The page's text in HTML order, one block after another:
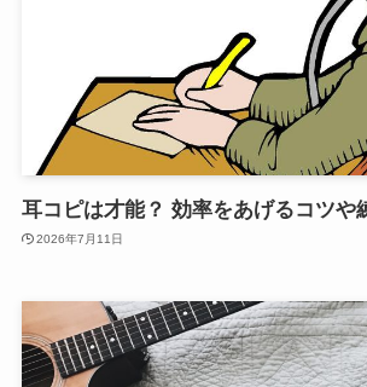
耳コピは才能？ 効率をあげるコツや
2026年7月11日